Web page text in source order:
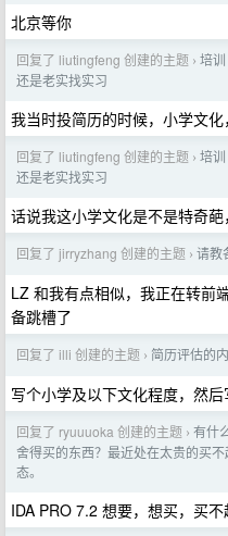
北京等你
回复了 liutingfeng 创建的主题 › 培训
还是老实找实习
我当时投简历的时候，小学文
回复了 liutingfeng 创建的主题 › 培训
还是老实找实习
话说我这小学文化是不是特奇
回复了 jirryzhang 创建的主题 › 请教
LZ 和我有点相似，我正在转前
备跳槽了
回复了 illi 创建的主题 › 简历评估的
写个小学及以下文化程度，然
回复了 ryuuuoka 创建的主题 › 有什
舍得买的东西？最近处在太贵的买
态。
IDA PRO 7.2 想要，想买，买不